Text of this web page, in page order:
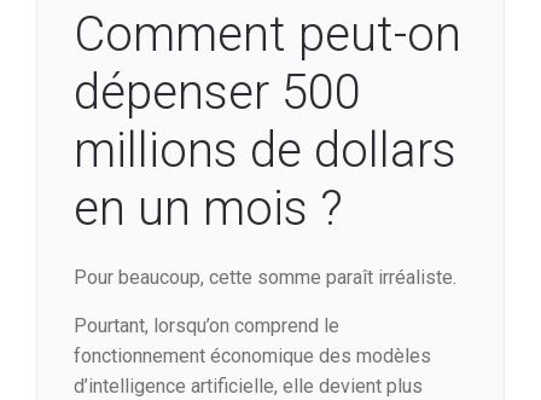
Comment peut-on
dépenser 500
millions de dollars
en un mois ?
Pour beaucoup, cette somme paraît irréaliste.
Pourtant, lorsqu’on comprend le
fonctionnement économique des modèles
d’intelligence artificielle, elle devient plus